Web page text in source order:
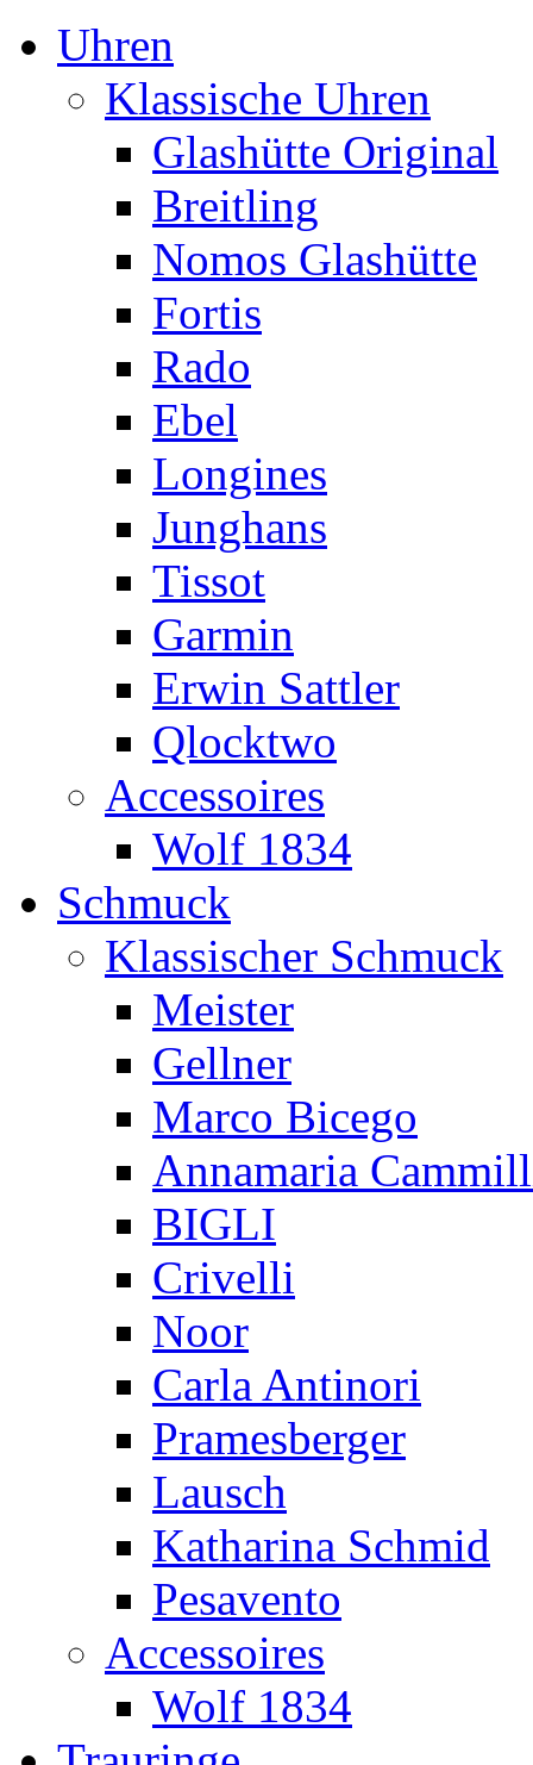
Uhren
Klassische Uhren
Glashütte Original
Breitling
Nomos Glashütte
Fortis
Rado
Ebel
Longines
Junghans
Tissot
Garmin
Erwin Sattler
Qlocktwo
Accessoires
Wolf 1834
Schmuck
Klassischer Schmuck
Meister
Gellner
Marco Bicego
Annamaria
BIGLI
Crivelli
Noor
Carla Antinori
Pramesberger
Lausch
Katharina Schmid
Pesavento
Accessoires
Wolf 1834